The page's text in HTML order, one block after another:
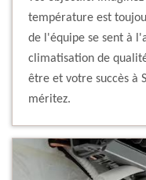
température est
de l'équipe se sent à
climatisation de
être et votre succès à
méritez.